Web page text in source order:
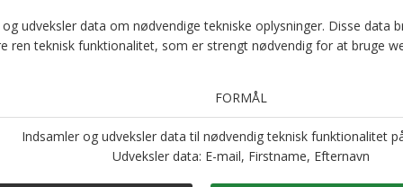
Signal - Nicky | Polo T-shirt Beluga Green Mel
DKK 400,-
Signal - Nicky | Polo T-shirt Ice Water Blue Mel
DKK 400,-